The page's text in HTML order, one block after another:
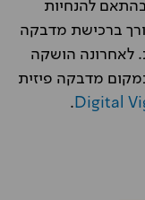
להנחיות
ברכישת מדבקה
לאחרונה הושקה
מדבקה פיזית
Digital
.